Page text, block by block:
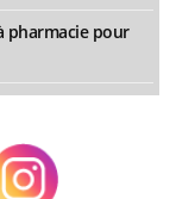
pharmacie pour